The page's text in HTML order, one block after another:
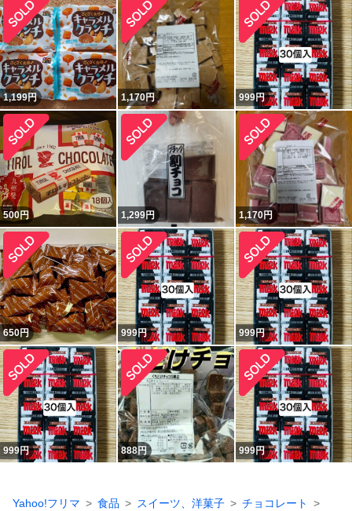
1,199円 1,170円 999円
500円 1,299円 1,170円
650円 999円 999円
999円 888円 999円
Yahoo!フリマ 食品 スイーツ、洋菓子
チョコレート